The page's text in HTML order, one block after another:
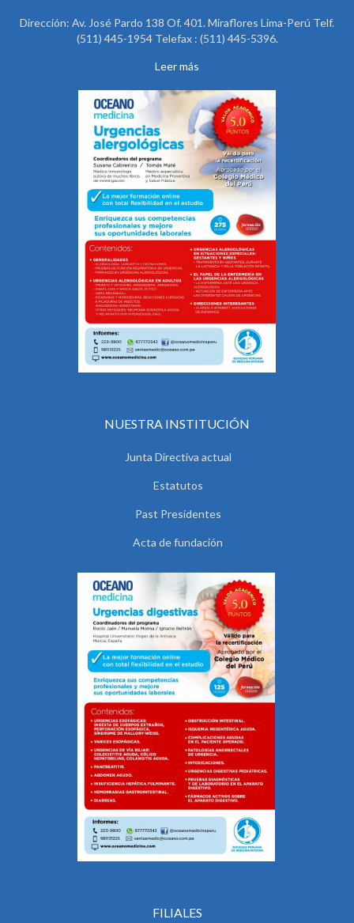
Dirección: Av. José Pardo 138 Of. 401. Miraflores Lima-Perú Telf.
(511) 445-1954 Telefax : (511) 445-5396.
Leer más
NUESTRA INSTITUCIÓN
Junta Directiva actual
Estatutos
Past Presidentes
Acta de fundación
FILIALES